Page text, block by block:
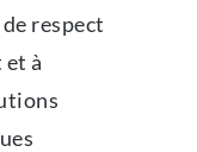
respect
à